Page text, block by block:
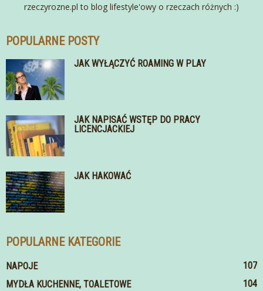
rzeczyrozne.pl to blog lifestyle'owy o rzeczach różnych :)
POPULARNE POSTY
JAK WYŁĄCZYĆ ROAMING W PLAY
JAK NAPISAĆ WSTĘP DO PRACY
LICENCJACKIEJ
JAK HAKOWAĆ
POPULARNE KATEGORIE
NAPOJE
107
MYDŁA KUCHENNE, TOALETOWE
104